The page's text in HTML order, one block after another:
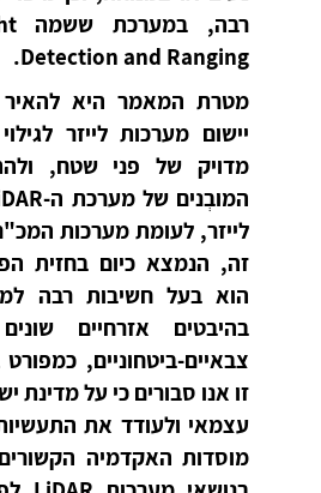
רבה, במערכת ששמה
Detection and Ranging
.
מטרת המאמר היא
יישום מערכות לייזר
מדויק של פני שטח,
המובְנים של מערכת ה-
לייזר, לעומת מערכות
זה, הנמצא כיום בחזית
הוא בעל חשיבות רבה
בהיבטים אזרחיים
צבאיים-ביטחוניים,
זו אנו סבורים כי על מדינת
עצמאי ולעודד את
מוסדות האקדמיה